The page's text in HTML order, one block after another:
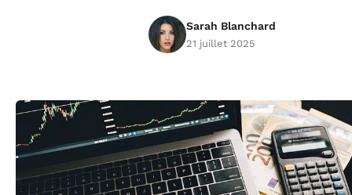
Sarah Blanchard
21 juillet 2025